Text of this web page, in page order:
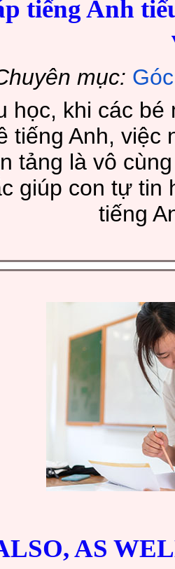
tiếng Anh
mục:
học, khi các
tiếng Anh,
tảng là vô
giúp con tự tin
tiếng
AS